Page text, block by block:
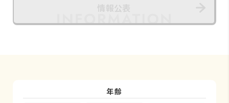
年齢